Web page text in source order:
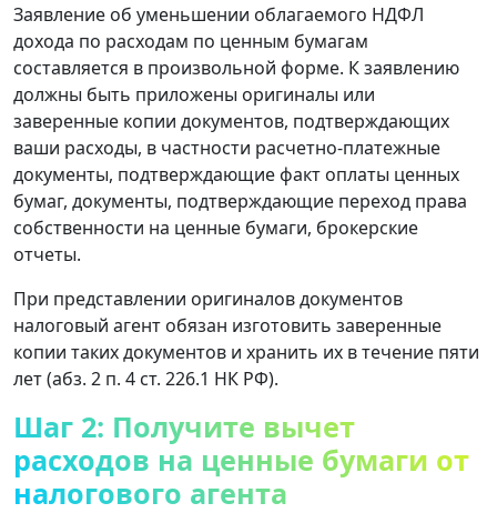
Заявление об уменьшении облагаемого НДФЛ
дохода по расходам по ценным бумагам
составляется в произвольной форме. К заявлению
должны быть приложены оригиналы или
заверенные копии документов, подтверждающих
ваши расходы, в частности расчетно-платежные
документы, подтверждающие факт оплаты ценных
бумаг, документы, подтверждающие переход права
собственности на ценные бумаги, брокерские
отчеты.
При представлении оригиналов документов
налоговый агент обязан изготовить заверенные
копии таких документов и хранить их в течение пяти
лет (абз. 2 п. 4 ст. 226.1 НК РФ).
Шаг 2: Получите вычет
расходов на ценные бумаги от
налогового агента